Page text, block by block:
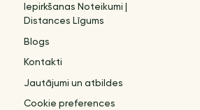
Iepirkšanas Noteikumi |
Distances Līgums
Blogs
Kontakti
Jautājumi un atbildes
Cookie preferences